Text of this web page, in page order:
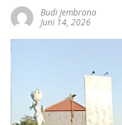
Budi Jembrana
Juni 14, 2026